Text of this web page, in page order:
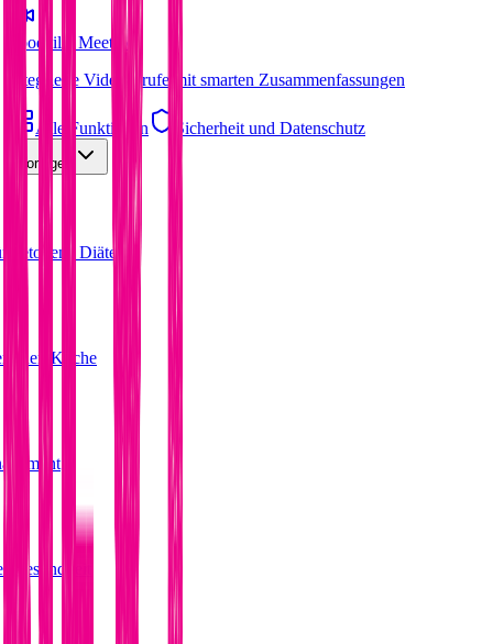
Foodzilla Meet
Neu
Integrierte Videoanrufe mit smarten Zusammenfassungen
Alle Funktionen Sicherheit und Datenschutz
Vorlagen
ketogene Diäten
Küche